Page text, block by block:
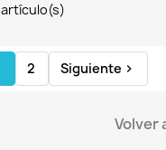
artículo(s)
2 Siguiente 
Volver